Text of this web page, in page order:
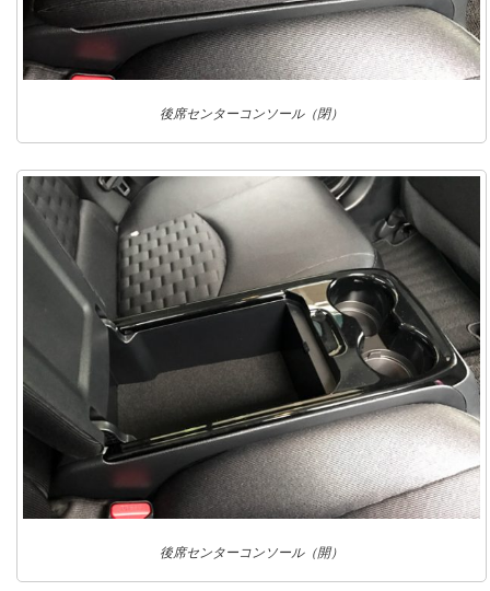
後席センターコンソール（閉）
後席センターコンソール（開）